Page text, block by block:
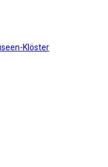
Klöster